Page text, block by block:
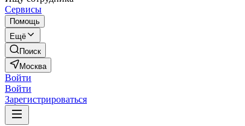
Сервисы
Помощь
Ещё
Поиск
Москва
Войти
Войти
Зарегистрироваться